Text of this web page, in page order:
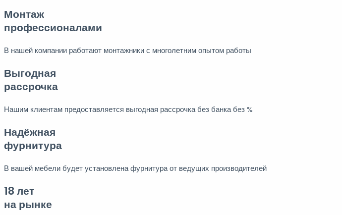
Монтаж
профессионалами
В нашей компании работают монтажники с многолетним опытом работы
Выгодная
рассрочка
Нашим клиентам предоставляется выгодная рассрочка без банка без %
Надёжная
фурнитура
В вашей мебели будет установлена фурнитура от ведущих производителей
18 лет
на рынке